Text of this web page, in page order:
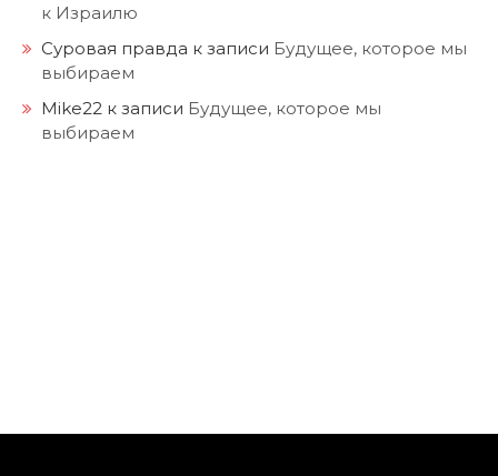
к Израилю
Суровая правда к записи Будущее, которое мы
выбираем
Mike22 к записи Будущее, которое мы
выбираем